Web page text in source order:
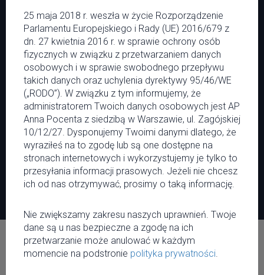
Muzyka
Miasto
Polityka prywatności
Kontakt
Współpraca
Patronaty
Reklama
37151 9355
© Copyright 2026. Mówią Na Mieście. Wszystkie prawa zastrzeżone.
25 maja 2018 r. weszła w życie Rozporządzenie
Parlamentu Europejskiego i Rady (UE) 2016/679 z
dn. 27 kwietnia 2016 r. w sprawie ochrony osób
fizycznych w związku z przetwarzaniem danych
osobowych i w sprawie swobodnego przepływu
takich danych oraz uchylenia dyrektywy 95/46/WE
(„RODO”). W związku z tym informujemy, że
administratorem Twoich danych osobowych jest AP
Anna Pocenta z siedzibą w Warszawie, ul. Zagójskiej
10/12/27. Dysponujemy Twoimi danymi dlatego, że
wyraziłeś na to zgodę lub są one dostępne na
stronach internetowych i wykorzystujemy je tylko to
przesyłania informacji prasowych. Jeżeli nie chcesz
ich od nas otrzymywać, prosimy o taką informację.
Nie zwiększamy zakresu naszych uprawnień. Twoje
dane są u nas bezpieczne a zgodę na ich
przetwarzanie może anulować w każdym
momencie na podstronie polityka prywatności.
Strona korzysta z plików cookie w celu realizacji usług zgodnie z
prywatności
Akceptuję warunki
Możesz określić warunki przechowywania lub dostępu do cookie w Twojej